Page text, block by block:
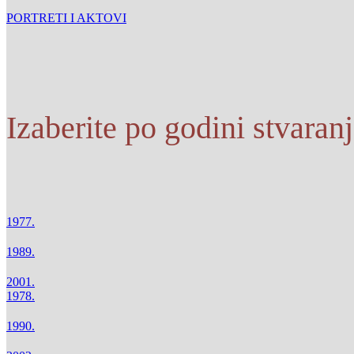
PORTRETI I AKTOVI
Izaberite po godini
1977.
1989.
2001.
1978.
1990.